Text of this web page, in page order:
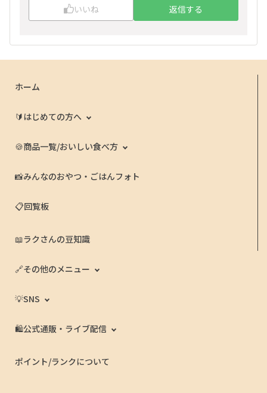
いいね 返信する
ホーム
🔰はじめての方へ
🍪商品一覧/おいしい食べ方
📸みんなのおやつ・ごはんフォト
📋回覧板
📖ラクさんの豆知識
🔗その他のメニュー
💡SNS
🛍️公式通販・ライブ配信
ポイント/ランクについて